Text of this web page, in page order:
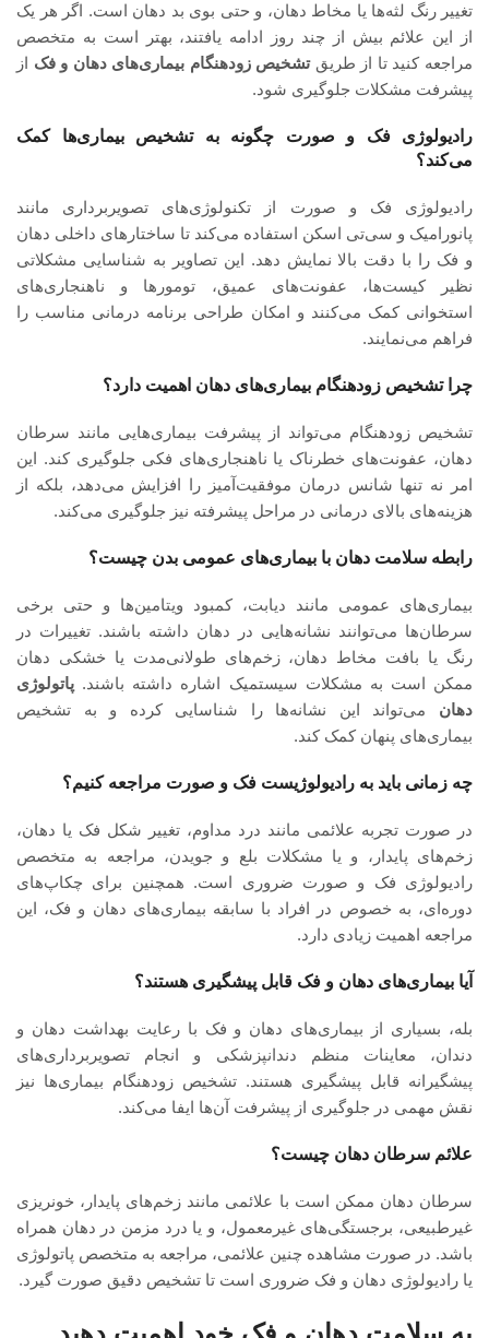
تغییر رنگ لثه‌ها یا مخاط دهان، و حتی بوی بد دهان است. اگر هر یک
از این علائم بیش از چند روز ادامه یافتند، بهتر است به متخصص
مراجعه کنید تا از طریقتشخیص زودهنگام بیماری‌های دهان و فک از
پیشرفت مشکلات جلوگیری شود.
رادیولوژی فک و صورت چگونه به تشخیص بیماری‌ها کمک
می‌کند؟
رادیولوژی فک و صورت از تکنولوژی‌های تصویربرداری مانند
پانورامیک و سی‌تی اسکن استفاده می‌کند تا ساختارهای داخلی دهان
و فک را با دقت بالا نمایش دهد. این تصاویر به شناسایی مشکلاتی
نظیر کیست‌ها، عفونت‌های عمیق، تومورها و ناهنجاری‌های
استخوانی کمک می‌کنند و امکان طراحی برنامه درمانی مناسب را
فراهم می‌نمایند.
چرا تشخیص زودهنگام بیماری‌های دهان اهمیت دارد؟
تشخیص زودهنگام می‌تواند از پیشرفت بیماری‌هایی مانند سرطان
دهان، عفونت‌های خطرناک یا ناهنجاری‌های فکی جلوگیری کند. این
امر نه تنها شانس درمان موفقیت‌آمیز را افزایش می‌دهد، بلکه از
هزینه‌های بالای درمانی در مراحل پیشرفته نیز جلوگیری می‌کند.
رابطه سلامت دهان با بیماری‌های عمومی بدن چیست؟
بیماری‌های عمومی مانند دیابت، کمبود ویتامین‌ها و حتی برخی
سرطان‌ها می‌توانند نشانه‌هایی در دهان داشته باشند. تغییرات در
رنگ یا بافت مخاط دهان، زخم‌های طولانی‌مدت یا خشکی دهان
ممکن است به مشکلات سیستمیک اشاره داشته باشند. پاتولوژی
دهان می‌تواند این نشانه‌ها را شناسایی کرده و به تشخیص
بیماری‌های پنهان کمک کند.
چه زمانی باید به رادیولوژیست فک و صورت مراجعه کنیم؟
در صورت تجربه علائمی مانند درد مداوم، تغییر شکل فک یا دهان،
زخم‌های پایدار، و یا مشکلات بلع و جویدن، مراجعه به متخصص
رادیولوژی فک و صورت ضروری است. همچنین برای چکاپ‌های
دوره‌ای، به خصوص در افراد با سابقه بیماری‌های دهان و فک، این
مراجعه اهمیت زیادی دارد.
آیا بیماری‌های دهان و فک قابل پیشگیری هستند؟
بله، بسیاری از بیماری‌های دهان و فک با رعایت بهداشت دهان و
دندان، معاینات منظم دندانپزشکی و انجام تصویربرداری‌های
پیشگیرانه قابل پیشگیری هستند. تشخیص زودهنگام بیماری‌ها نیز
نقش مهمی در جلوگیری از پیشرفت آن‌ها ایفا می‌کند.
علائم سرطان دهان چیست؟
سرطان دهان ممکن است با علائمی مانند زخم‌های پایدار، خونریزی
غیرطبیعی، برجستگی‌های غیرمعمول، و یا درد مزمن در دهان همراه
باشد. در صورت مشاهده چنین علائمی، مراجعه به متخصص پاتولوژی
یا رادیولوژی دهان و فک ضروری است تا تشخیص دقیق صورت گیرد.